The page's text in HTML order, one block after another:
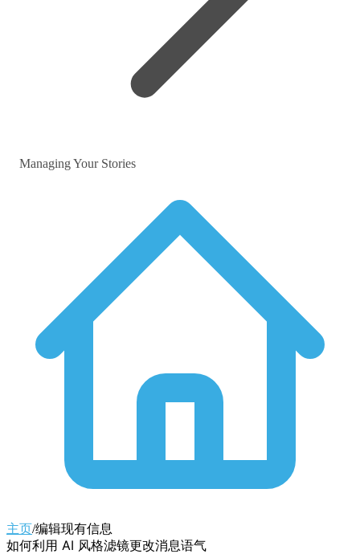
Managing Your Stories
主页/编辑现有信息
如何利用 AI 风格滤镜更改消息语气